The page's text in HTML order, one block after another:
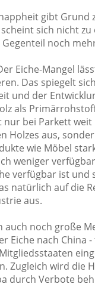
gibt Grund
sich nicht
noch
Eiche-Mangel
Das spiegelt
und der
als
bei Parkett weit
Holzes aus,
wie Möbel
weniger
verfügbar ist und
natürlich auf die
aus.
auch noch große
Eiche nach China
Zugleich wird die
durch Verbote